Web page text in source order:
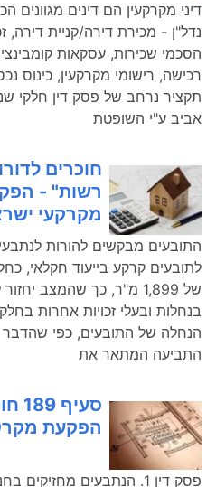
דיני מקרקעין הם דינים מגוונים
נדל"ן - מכירת דירה/קניית דירה,
רכישה, רישומי מקרקעין, כינוס
תקציר נרחב של פסק דין חלקי
אביב ע"י השופטת
חוכרים
רשות" -
מקרקעי
התובעים מבקשים להורות
לתובעים קרקע בייעוד חקלאי,
של 1,899 מ"ר, כך שהמצב
בנחלות ובעלי זכויות אחרות
הנחלה של התובעים, כפי
התביעה המתאר את
הפקעת
פסק דין 1. הנתבעים